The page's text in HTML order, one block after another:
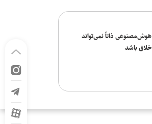
هوش‌مصنوعی ذاتاً نمی‌تواند
خلاق باشد